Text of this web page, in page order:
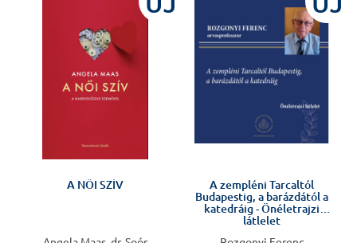
A NŐI SZÍV
A zempléni Tarcaltól
Budapestig, a barázdától a
katedráig - Önéletrajzi
látlelet